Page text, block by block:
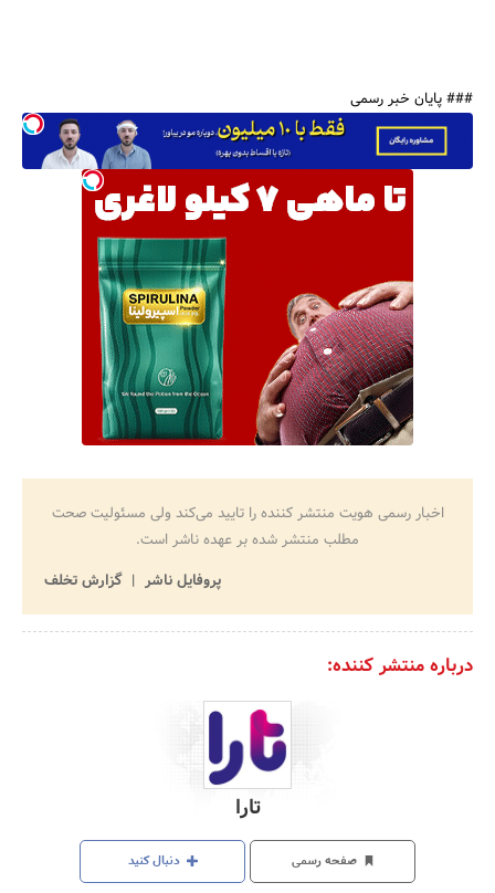
### پایان خبر رسمی
اخبار رسمی هویت منتشر کننده را تایید می‌کند ولی مسئولیت صحت
مطلب منتشر شده بر عهده ناشر است.
پروفایل ناشر
گزارش تخلف
درباره منتشر کننده:
تارا
صفحه رسمی دنبال کنید